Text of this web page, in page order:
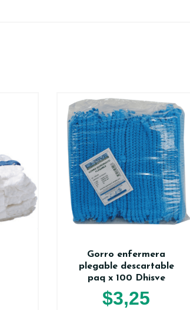
Gorro enfermera
plegable descartable
paq x 100 Dhisve
$3,25